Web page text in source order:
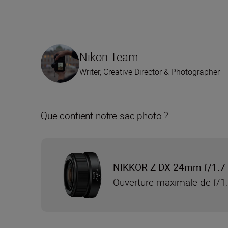
Nikon Team
Writer, Creative Director & Photographer
Que contient notre sac photo ?
NIKKOR Z DX 24mm f/1.7
Ouverture maximale de f/